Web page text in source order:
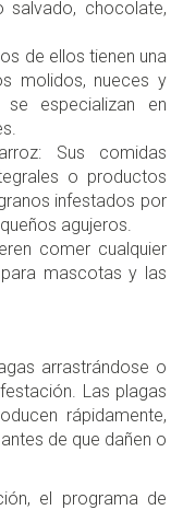
salvado, chocolate,
de ellos tienen una
molidos, nueces y
especializan en
Sus comidas
o productos
infestados por
agujeros.
comer cualquier
mascotas y las
arrastrándose o
Las plagas
rápidamente,
de que dañen o
el programa de